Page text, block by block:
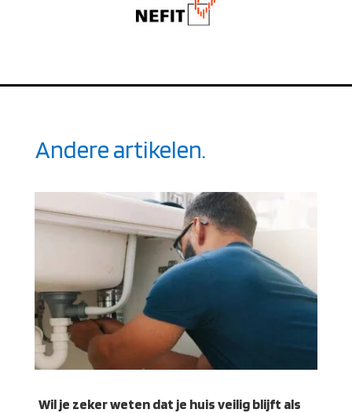
Andere artikelen.
Wil je zeker weten dat je huis veilig blijft als